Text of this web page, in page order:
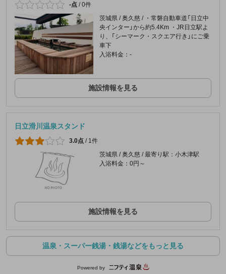
-点 /0件
茨城県 / 奥久慈 / ・常磐自動車道「日立中
央インター」から約5.4Km ・JR日立駅よ
り、「シーマーク・スクエア行き」にご乗
車下
入浴料金：-
施設情報を見る
日立滑川温泉スタンド
3.0点 / 1件
茨城県 / 奥久慈 / 最寄り駅：小木津駅
入浴料金：0円～
施設情報を見る
温泉・スーパー銭湯・銭湯などをもっと見る
Powered by